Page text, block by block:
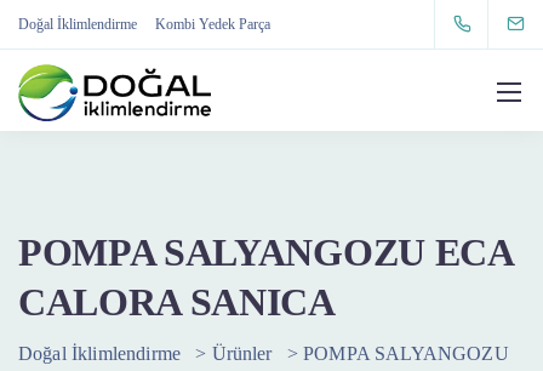
Doğal İklimlendirme Kombi Yedek Parça
POMPA SALYANGOZU ECA
CALORA SANICA
Doğal İklimlendirme > Ürünler >POMPA SALYANGOZU